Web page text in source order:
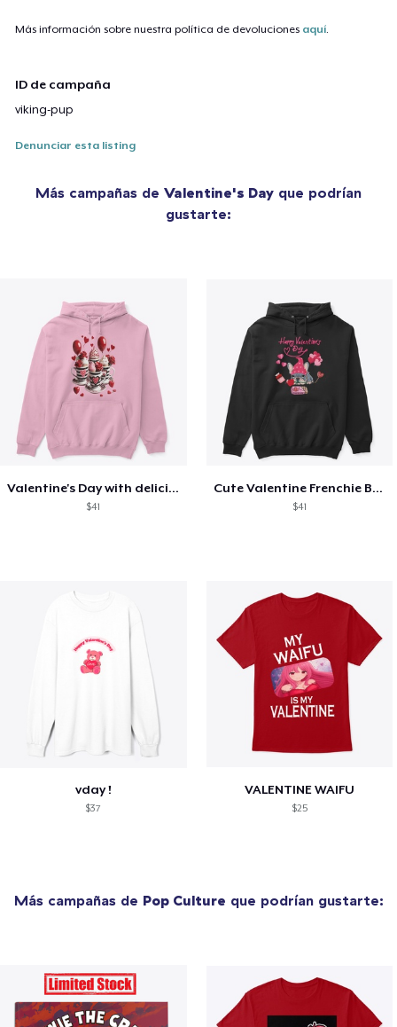
Más información sobre nuestra política de devoluciones aquí
ID de campaña
viking-pup
Denunciar esta listing
Más campañas de Valentine's Day que podrían
gustarte:
Valentine's Day with delicious food
$41
Cute Valentine Frenchie Bulldog
$41
vday !
$37
VALENTINE WAIFU
$25
Más campañas de Pop Culture que podrían gustarte: